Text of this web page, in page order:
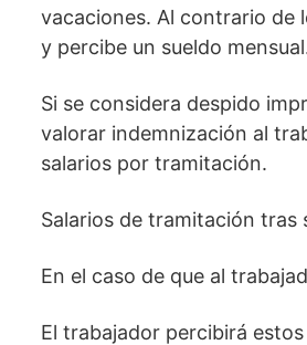
vacaciones. Al contrario de
y percibe un sueldo
Si se considera despido
valorar indemnización al
salarios por tramitación.
Salarios de tramitación
En el caso de que al
El trabajador percibirá